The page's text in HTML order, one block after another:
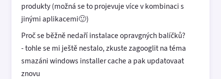
produkty (možná se to projevuje více v kombinaci s
jinými aplikacemi🙂)
Proč se běžně nedaří instalace opravgných balíčků?
- tohle se mi ještě nestalo, zkuste zagooglit na téma
smazáni windows installer cache a pak updatovaat
znovu